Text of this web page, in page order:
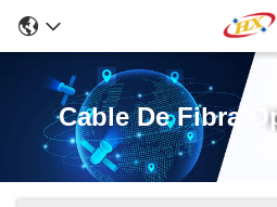
Cable De Fibra